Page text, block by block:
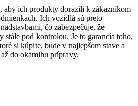
aby ich produkty dorazili k zákazníkom
Ich vozidlá sú preto
čo zabezpečuje, že
stále pod kontrolou. Je to garancia toho,
si kúpite, bude v najlepšom stave a
do okamihu prípravy.